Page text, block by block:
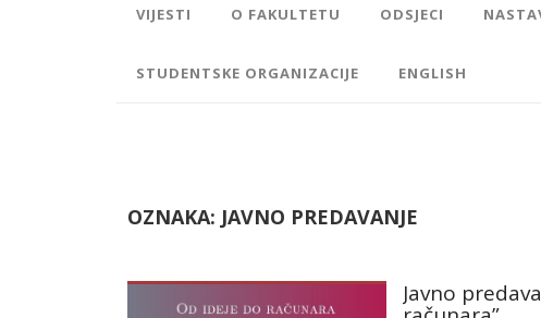
VIJESTI O FAKULTETU ODSJECI
STUDENTSKE ORGANIZACIJE ENGLISH
OZNAKA: JAVNO PREDAVANJE
Javno